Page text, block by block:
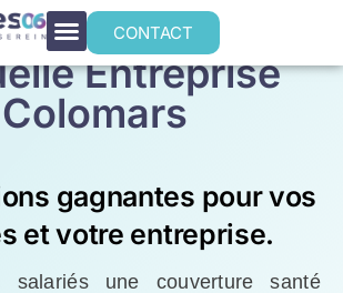
CONTACT
Entreprise
Colomars
gagnantes pour vos
et votre entreprise.
une couverture santé